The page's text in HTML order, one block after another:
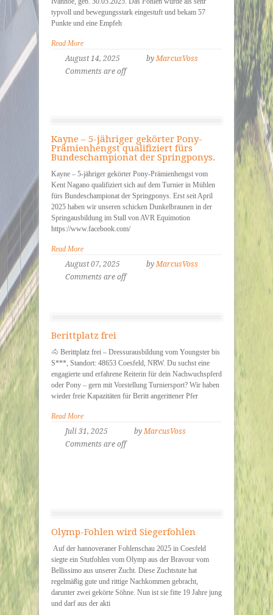
typvoll und bewegungsstark eingestuft und bekam 57
Punkte und eine Empfeh
Read More
August 14, 2025
byMarcusVoss
Comments are off
Kayne – 5-jähriger gekörter Pony-
Prämienhengst qualifiziert fürs
Bundeschampionat der Springponys.
Kayne – 5-jähriger gekörter Pony-Prämienhengst vom
Kent Nagano qualifiziert sich auf dem Turnier in Mühlen
fürs Bundeschampionat der Springponys. Erst seit April
2025 haben wir unseren schicken Dunkelbraunen in der
Springausbildung im Stall von AVR Equimotion
https://www.facebook.com/
Read More
August 07, 2025
byMarcusVoss
Comments are off
Berittplatz frei
🐴 Berittplatz frei – Dressurausbildung vom Youngster bis
S***, Standort: 48653 Coesfeld, NRW. Du suchst eine
engagierte und erfahrene Reiterin für dein Nachwuchspferd
oder Pony – gern mit Vorstellung Turniersport? Wir haben
wieder freie Kapazitäten für Beritt angerittener Pfer
Read More
Juli 31, 2025
byMarcusVoss
Comments are off
Olymp-Fohlen wird Siegerfohlen
Auf der hannoveraner Fohlenschau 2025 in Coesfeld
siegte ein Stutfohlen vom Olymp aus der Bravour vom
Bellissimo aus unserer Zucht. Diese Zuchtstute hat
regelmäßig gute und rittige Nachkommen gebracht,
darunter zwei gekörte Söhne. Nun ist sie fitte 19 Jahre jung
und darf aus der akti